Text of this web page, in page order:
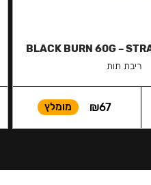
BLACK BURN 60G –
ריבת תות
₪67 מומלץ